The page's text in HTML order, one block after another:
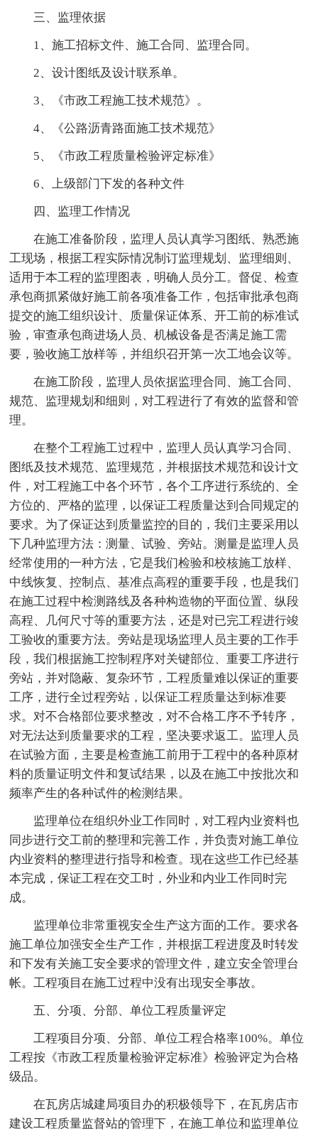
三、监理依据
1、施工招标文件、施工合同、监理合同。
2、设计图纸及设计联系单。
3、《市政工程施工技术规范》。
4、《公路沥青路面施工技术规范》
5、《市政工程质量检验评定标准》
6、上级部门下发的各种文件
四、监理工作情况
在施工准备阶段，监理人员认真学习图纸、熟悉施
工现场，根据工程实际情况制订监理规划、监理细则、
适用于本工程的监理图表，明确人员分工。督促、检查
承包商抓紧做好施工前各项准备工作，包括审批承包商
提交的施工组织设计、质量保证体系、开工前的标准试
验，审查承包商进场人员、机械设备是否满足施工需
要，验收施工放样等，并组织召开第一次工地会议等。
在施工阶段，监理人员依据监理合同、施工合同、
规范、监理规划和细则，对工程进行了有效的监督和管
理。
在整个工程施工过程中，监理人员认真学习合同、
图纸及技术规范、监理规范，并根据技术规范和设计文
件，对工程施工中各个环节，各个工序进行系统的、全
方位的、严格的监理，以保证工程质量达到合同规定的
要求。为了保证达到质量监控的目的，我们主要采用以
下几种监理方法：测量、试验、旁站。测量是监理人员
经常使用的一种方法，它是我们检验和校核施工放样、
中线恢复、控制点、基准点高程的重要手段，也是我们
在施工过程中检测路线及各种构造物的平面位置、纵段
高程、几何尺寸等的重要方法，还是对已完工程进行竣
工验收的重要方法。旁站是现场监理人员主要的工作手
段，我们根据施工控制程序对关键部位、重要工序进行
旁站，并对隐蔽、复杂环节，工程质量难以保证的重要
工序，进行全过程旁站，以保证工程质量达到标准要
求。对不合格部位要求整改，对不合格工序不予转序，
对无法达到质量要求的工程，坚决要求返工。监理人员
在试验方面，主要是检查施工前用于工程中的各种原材
料的质量证明文件和复试结果，以及在施工中按批次和
频率产生的各种试件的检测结果。
监理单位在组织外业工作同时，对工程内业资料也
同步进行交工前的整理和完善工作，并负责对施工单位
内业资料的整理进行指导和检查。现在这些工作已经基
本完成，保证工程在交工时，外业和内业工作同时完
成。
监理单位非常重视安全生产这方面的工作。要求各
施工单位加强安全生产工作，并根据工程进度及时转发
和下发有关施工安全要求的管理文件，建立安全管理台
帐。工程项目在施工过程中没有出现安全事故。
五、分项、分部、单位工程质量评定
工程项目分项、分部、单位工程合格率100%。单位
工程按《市政工程质量检验评定标准》检验评定为合格
级品。
在瓦房店城建局项目办的积极领导下，在瓦房店市
建设工程质量监督站的管理下，在施工单位和监理单位